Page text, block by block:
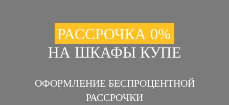
РАССРОЧКА 0%
НА ШКАФЫ КУПЕ
ОФОРМЛЕНИЕ БЕСПРОЦЕНТНОЙ
РАССРОЧКИ